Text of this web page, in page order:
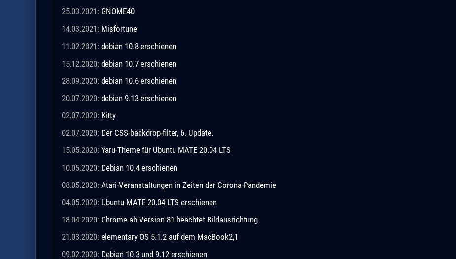
25.03.2021: GNOME40
14.03.2021: Misfortune
11.02.2021: debian 10.8 erschienen
15.12.2020: debian 10.7 erschienen
28.09.2020: debian 10.6 erschienen
20.07.2020: debian 9.13 erschienen
02.07.2020: Kitty
02.07.2020: Der CSS-backdrop-filter, 6. Update.
15.05.2020: Yaru-Theme für Ubuntu MATE 20.04 LTS
10.05.2020: Debian 10.4 erschienen
08.05.2020: Atari-Veranstaltungen in Zeiten der Corona-Pandemie
04.05.2020: Ubuntu MATE 20.04 LTS erschienen
18.04.2020: Chrome ab Version 81 beachtet Bildausrichtung
21.03.2020: elementary OS 5.1.2 auf dem MacBook2,1
09.02.2020: Debian 10.3 und 9.12 erschienen